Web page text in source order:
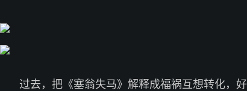
过去，把《塞翁失马》解释成福祸互想转化，